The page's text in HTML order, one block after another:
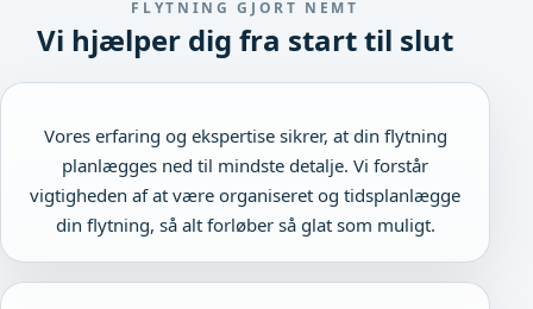
FLYTNING GJORT NEMT
Vi hjælper dig fra start til slut
Vores erfaring og ekspertise sikrer, at din flytning
planlægges ned til mindste detalje. Vi forstår
vigtigheden af at være organiseret og tidsplanlægge
din flytning, så alt forløber så glat som muligt.